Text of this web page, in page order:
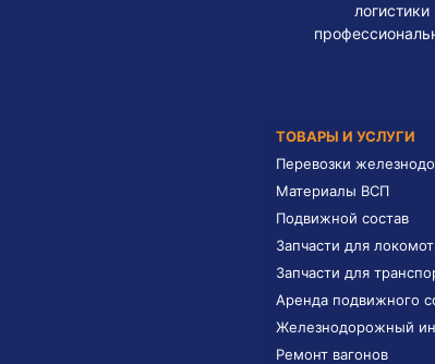
ТОВАРЫ И УСЛУГИ
Перевозки
Материалы ВСП
Подвижной состав
Запчасти для
Запчасти для
Аренда подвижного
Железнодорожный
Ремонт вагонов